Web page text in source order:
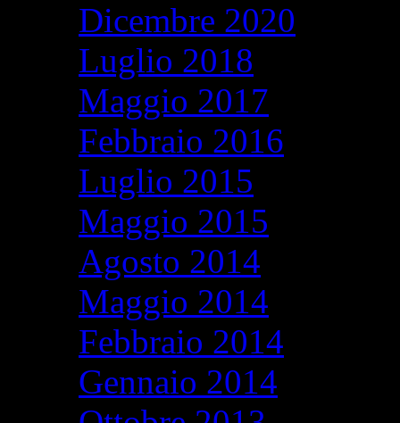
Dicembre 2020
Luglio 2018
Maggio 2017
Febbraio 2016
Luglio 2015
Maggio 2015
Agosto 2014
Maggio 2014
Febbraio 2014
Gennaio 2014